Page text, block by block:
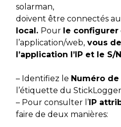
solarman,
doivent être connectés au
local. Pour le configurer
l’application/web, vous
l’application l’IP et le
– Identifiez le Numéro de
l’étiquette du
– Pour consulter l’ IP
faire de deux manières: